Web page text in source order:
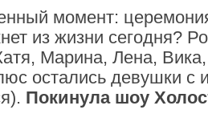
момент:
из жизни сегодня?
Марина, Лена,
остались девушки с
Покинула шоу